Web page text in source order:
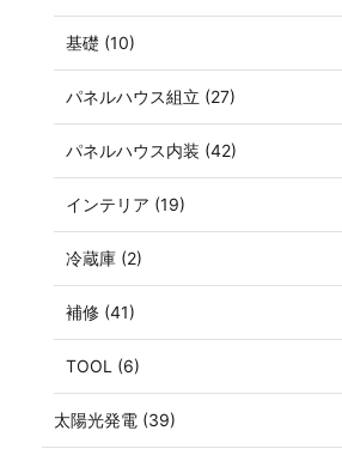
基礎 (10)
パネルハウス組立 (27)
パネルハウス内装 (42)
インテリア (19)
冷蔵庫 (2)
補修 (41)
TOOL (6)
太陽光発電 (39)